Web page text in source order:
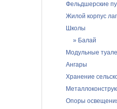
Фельдшерские
Жилой корпус
Школы
» Балай
Модульные
Ангары
Хранение
Опоры